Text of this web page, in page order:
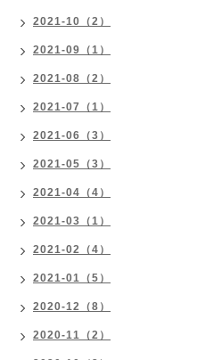
2021-10（2）
2021-09（1）
2021-08（2）
2021-07（1）
2021-06（3）
2021-05（3）
2021-04（4）
2021-03（1）
2021-02（4）
2021-01（5）
2020-12（8）
2020-11（2）